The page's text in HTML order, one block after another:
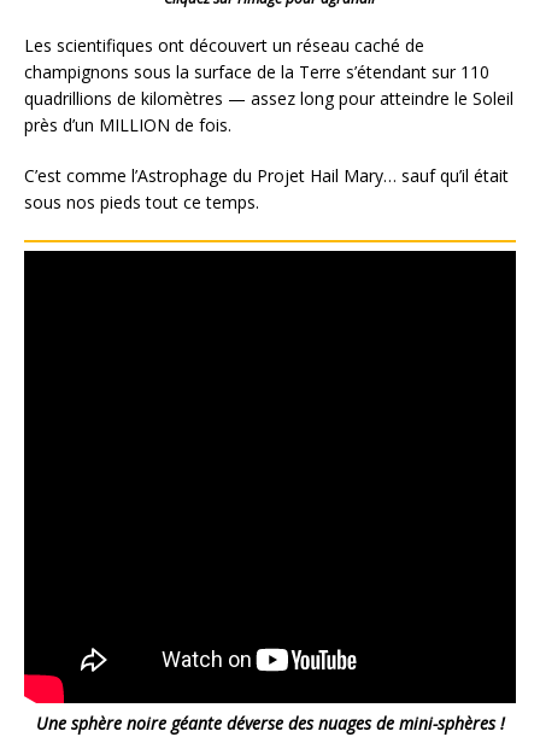
Les scientifiques ont découvert un réseau caché de
champignons sous la surface de la Terre s’étendant sur 110
quadrillions de kilomètres — assez long pour atteindre le Soleil
près d’un MILLION de fois.
C’est comme l’Astrophage du Projet Hail Mary… sauf qu’il était
sous nos pieds tout ce temps.
Une sphère noire géante déverse des nuages de mini-sphères !